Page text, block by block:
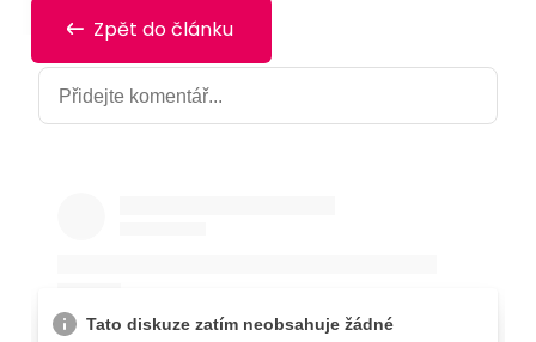
Zpět do článku